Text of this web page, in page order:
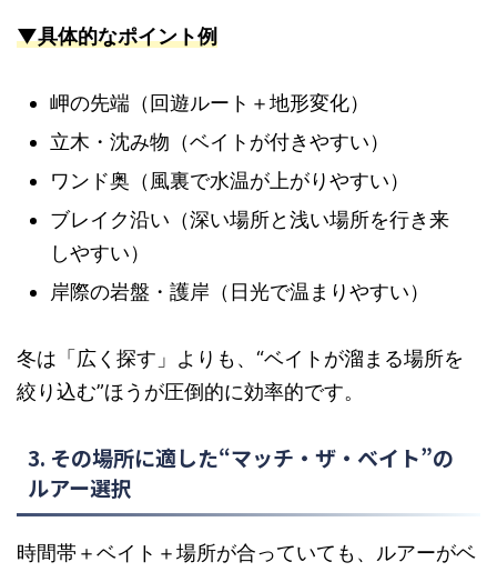
▼具体的なポイント例
岬の先端（回遊ルート＋地形変化）
立木・沈み物（ベイトが付きやすい）
ワンド奥（風裏で水温が上がりやすい）
ブレイク沿い（深い場所と浅い場所を行き来
しやすい）
岸際の岩盤・護岸（日光で温まりやすい）
冬は「広く探す」よりも、“ベイトが溜まる場所を
絞り込む”ほうが圧倒的に効率的です。
3. その場所に適した“マッチ・ザ・ベイト”の
ルアー選択
時間帯＋ベイト＋場所が合っていても、ルアーがベ